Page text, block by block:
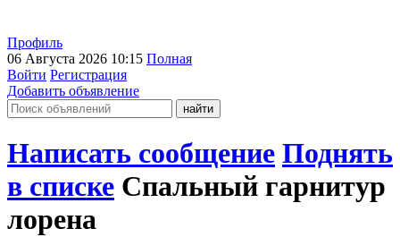
Профиль
06 Августа 2026 10:15 Полная
Войти Регистрация
Добавить объявление
Написать сообщение Поднять
в списке Спальный гарнитур
лорена